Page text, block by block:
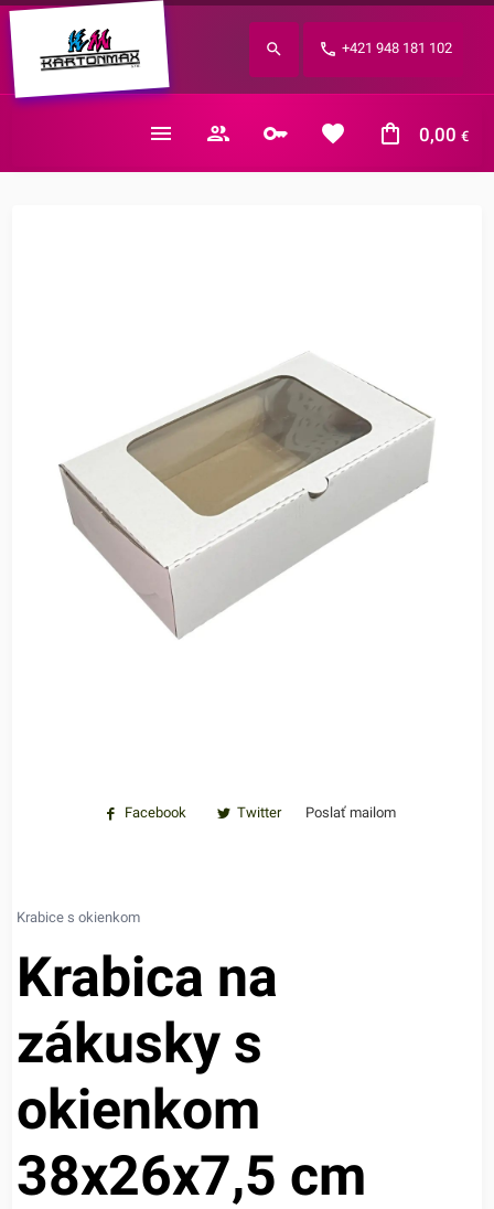
+421 948 181 102
0,00 €
Zabudnuté heslo?
E-mail
Facebook Twitter Poslať mailom
Krabice s okienkom
Krabica na
zákusky s
okienkom
38x26x7,5 cm